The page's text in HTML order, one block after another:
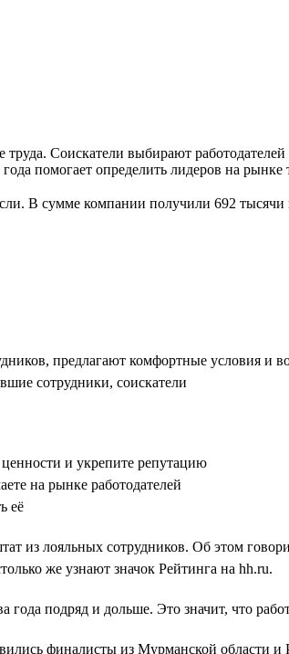
Соискатели выбирают
помогает определить лидеров на
В сумме компании получили 692 тысячи
предлагают комфортные условия и
сотрудники, соискатели
и укрепите репутацию
на рынке работодателей
её
из лояльных сотрудников. Об этом
же узнают значок Рейтинга на hh.ru.
подряд и дольше. Это значит, что
финалисты из Мурманской области